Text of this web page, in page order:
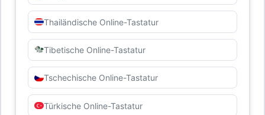
Thailändische Online-Tastatur
Tibetische Online-Tastatur
Tschechische Online-Tastatur
Türkische Online-Tastatur